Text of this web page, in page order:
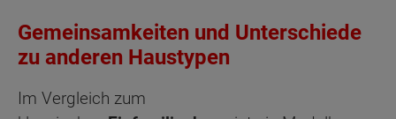
Gemeinsamkeiten und Unterschiede
zu anderen Haustypen
Im Vergleich zum